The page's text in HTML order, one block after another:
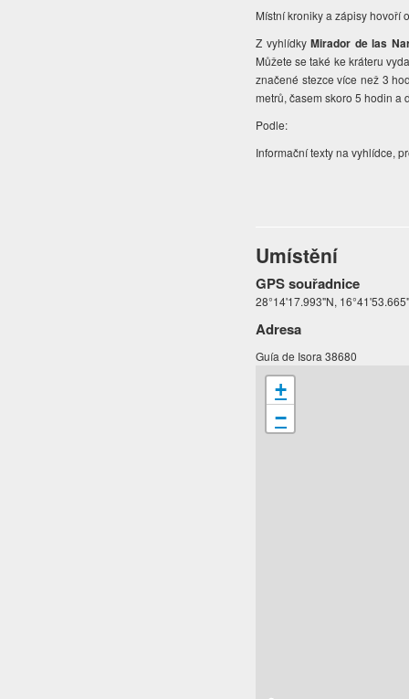
Místní kroniky a zápisy hovoří
Z vyhlídkyMirador de las
Můžete se také ke kráteru
značené stezce více než 3
metrů, časem skoro 5 hodin a
Podle:
Informační texty na vyhlídce,
Umístění
GPS souřadnice
28°14'17.993"N,
Adresa
Guía de Isora 38680
+
−